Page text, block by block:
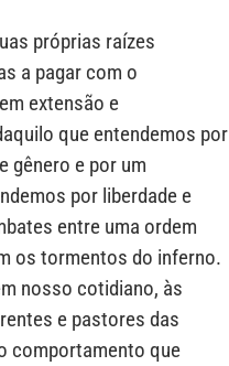
próprias raízes
a pagar com o
extensão e
que entendemos por
gênero e por um
por liberdade e
entre uma ordem
os tormentos do inferno.
nosso cotidiano, às
e pastores das
comportamento que